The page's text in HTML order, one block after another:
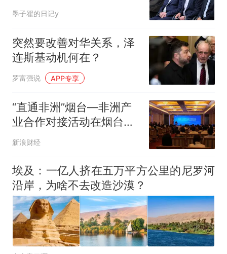
露，8国联手“施压”
墨子翟的日记y
突然要改善对华关系，泽
连斯基动机何在？
罗富强说 APP专享
“直通非洲”烟台—非洲产
业合作对接活动在烟台市
成功举办
新浪财经
埃及：一亿人挤在五万平方公里的尼罗河
沿岸，为啥不去改造沙漠？